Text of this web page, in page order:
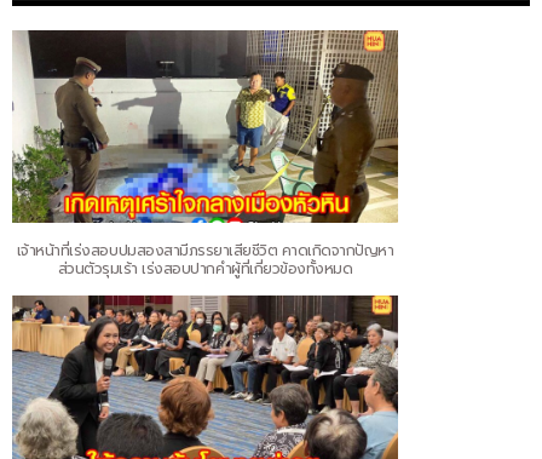
เจ้าหน้าที่เร่งสอบปมสองสามีภรรยาเสียชีวิต คาดเกิดจากปัญหา
ส่วนตัวรุมเร้า เร่งสอบปากคำผู้ที่เกี่ยวข้องทั้งหมด